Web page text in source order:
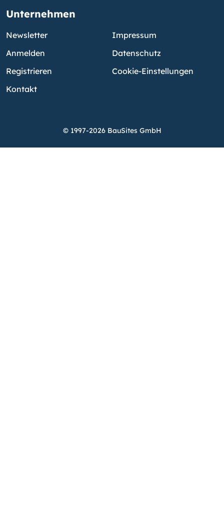
Unternehmen
Newsletter
Anmelden
Registrieren
Kontakt
Impressum
Datenschutz
Cookie-Einstellungen
© 1997-2026 BauSites GmbH